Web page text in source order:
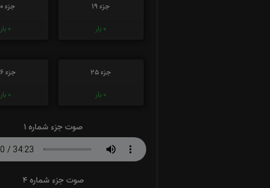
جزء 19
0 بار
جزء 20
0 بار
جزء 25
0 بار
جزء 26
0 بار
صوت جزء شماره 1
صوت جزء شماره 4